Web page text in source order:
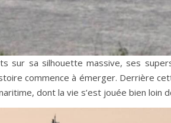
sur sa silhouette massive, ses
commence à émerger. Derrière
dont la vie s’est jouée bien loin